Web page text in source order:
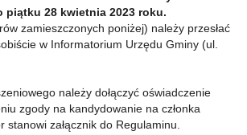
piątku 28 kwietnia 2023 roku.
zamieszczonych poniżej) należy przesłać
w Informatorium Urzędu Gminy (ul.
należy dołączyć oświadczenie
zgody na kandydowanie na członka
stanowi załącznik do Regulaminu.